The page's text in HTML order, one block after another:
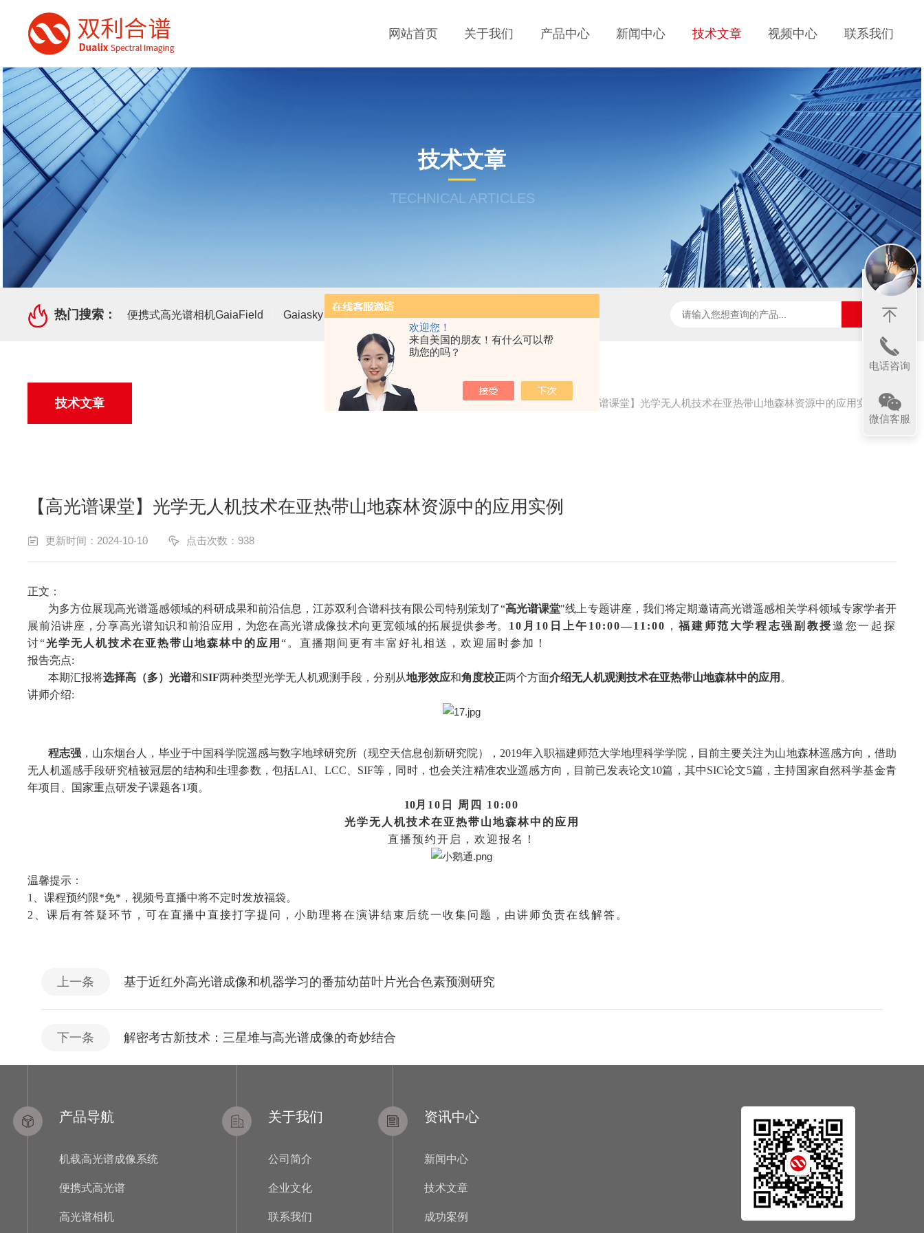
欢迎您！
来自美国的朋友！有什么可以帮
助您的吗？
网站首页 关于我们 产品中心 新闻中心 技术文章 视频中心 联系我们
技术文章
TECHNICAL ARTICLES
热门搜索： 便携式高光谱相机GaiaField Gaiasky mini3-VN无人机载高光谱成像系统 太阳光诱导叶绿素荧光测试系统 SpecVIEW高光谱
技术文章 当前位置：首页 技术文章 【高光谱课堂】光学无人机技术在亚热带山地森林资源中的应用实例
【高光谱课堂】光学无人机技术在亚热带山地森林资源中的应用实例
更新时间：2024-10-10 点击次数：938
正文：
为多方位展现高光谱遥感领域的科研成果和前沿信息，江苏双利合谱科技有限公司特别策划了“高光谱课堂"线上专题讲座，我们将定期邀请高光谱遥感相关学科领域专家学者开
展前沿讲座，分享高光谱知识和前沿应用，为您在高光谱成像技术向更宽领域的拓展提供参考。 10 月10日上午10:00—11:00 ，福建师范大学程志强副教授邀您一起探
讨“光学无人机技术在亚热带山地森林中的应用“。直播期间更有丰富好礼相送，欢迎届时参加！
报告亮点:
本期汇报将选择高（多）光谱和SIF两种类型光学无人机观测手段，分别从地形效应和角度校正两个方面介绍无人机观测技术在亚热带山地森林中的应用 。
讲师介绍:
程志强 ，山东烟台人，毕业于中国科学院遥感与数字地球研究所（现空天信息创新研究院），2019年入职福建师范大学地理科学学院，目前主要关注为山地森林遥感方向，借助
无人机遥感手段研究植被冠层的结构和生理参数，包括LAI、LCC、SIF等，同时，也会关注精准农业遥感方向，目前已发表论文10篇，其中SIC论文5篇，主持国家自然科学基金青
年项目、国家重点研发子课题各1项。
10月10日 周四 10:00
光学无人机技术在亚热带山地森林中的应用
直播预约开启，欢迎报名！
温馨提示：
1、课程预约限*免*，视频号直播中将不定时发放福袋。
2、课后有答疑环节，可在直播中直接打字提问，小助理将在演讲结束后统一收集问题，由讲师负责在线解答。
上一条 基于近红外高光谱成像和机器学习的番茄幼苗叶片光合色素预测研究
下一条 解密考古新技术：三星堆与高光谱成像的奇妙结合
产品导航
机载高光谱成像系统
便携式高光谱
高光谱相机
关于我们
公司简介
企业文化
联系我们
资讯中心
新闻中心
技术文章
成功案例
电话咨询
微信客服